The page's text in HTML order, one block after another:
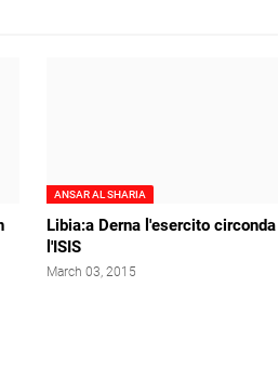
ANSAR AL SHARIA
Libia:a Derna l'esercito circonda
l'ISIS
March 03, 2015